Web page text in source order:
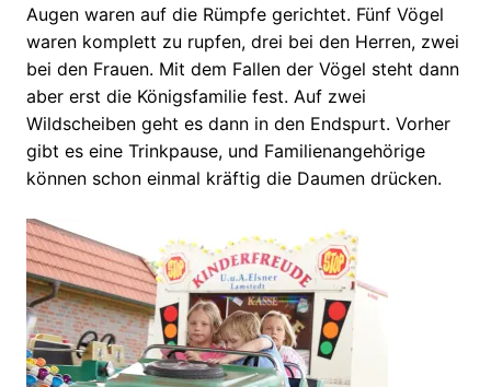
Augen waren auf die Rümpfe gerichtet. Fünf Vögel
waren komplett zu rupfen, drei bei den Herren, zwei
bei den Frauen. Mit dem Fallen der Vögel steht dann
aber erst die Königsfamilie fest. Auf zwei
Wildscheiben geht es dann in den Endspurt. Vorher
gibt es eine Trinkpause, und Familienangehörige
können schon einmal kräftig die Daumen drücken.